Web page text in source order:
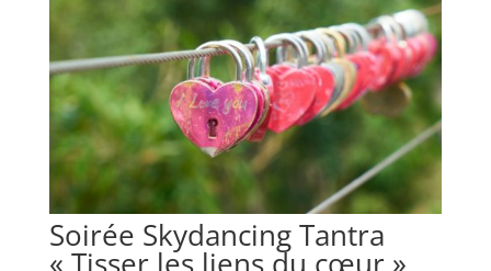
Soirée Skydancing Tantra